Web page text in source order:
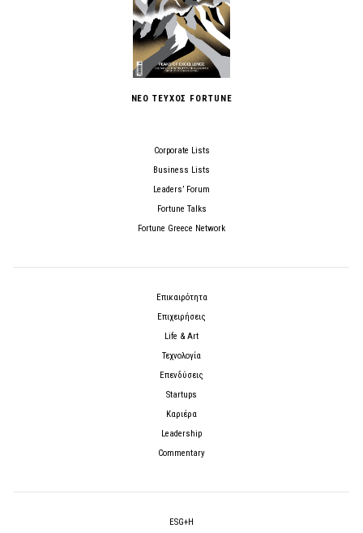
ΝΕΟ ΤΕΥΧΟΣ FORTUNE
Corporate Lists
Business Lists
Leaders’ Forum
Fortune Talks
Fortune Greece Network
Επικαιρότητα
Επιχειρήσεις
Life & Art
Τεχνολογία
Επενδύσεις
Startups
Καριέρα
Leadership
Commentary
ESG+H